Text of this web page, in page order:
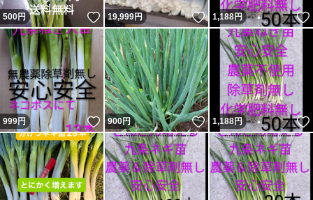
500円 いいね！
19,999円 いいね！
1,188円
999円 いいね！
900円 いいね！
1,188円